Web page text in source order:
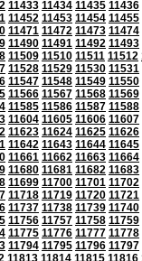
11433 11434 11435 11436
11452 11453 11454 11455
11471 11472 11473 11474
11490 11491 11492 11493
11509 11510 11511 11512
11528 11529 11530 11531
11547 11548 11549 11550
11566 11567 11568 11569
11585 11586 11587 11588
11604 11605 11606 11607
11623 11624 11625 11626
11642 11643 11644 11645
11661 11662 11663 11664
11680 11681 11682 11683
11699 11700 11701 11702
11718 11719 11720 11721
11737 11738 11739 11740
11756 11757 11758 11759
11775 11776 11777 11778
11794 11795 11796 11797
11813 11814 11815 11816